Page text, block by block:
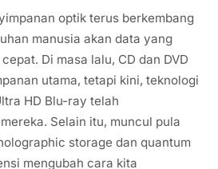
optik terus berkembang
manusia akan data yang
Di masa lalu, CD dan DVD
utama, tetapi kini, teknologi
HD Blu-ray telah
Selain itu, muncul pula
storage dan quantum
mengubah cara kita